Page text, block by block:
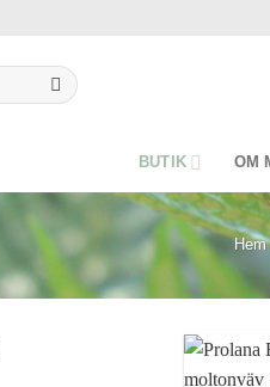
BUTIK OM
Hem